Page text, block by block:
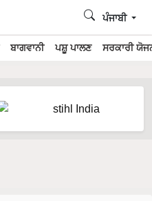
ਬਾਗਵਾਨੀ ਪਸ਼ੂ ਪਾਲਣ ਸਰਕਾਰੀ
ਪੰਜਾਬੀ